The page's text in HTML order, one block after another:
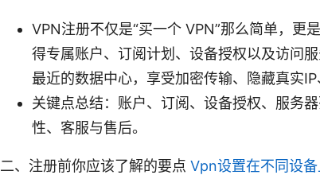
VPN注册不仅是“买一个 VPN”那么简单，更
得专属账户、订阅计划、设备授权以及访问
最近的数据中心，享受加密传输、隐藏真实IP
关键点总结：账户、订阅、设备授权、服务
性、客服与售后。
二、注册前你应该了解的要点 Vpn设置在不同设